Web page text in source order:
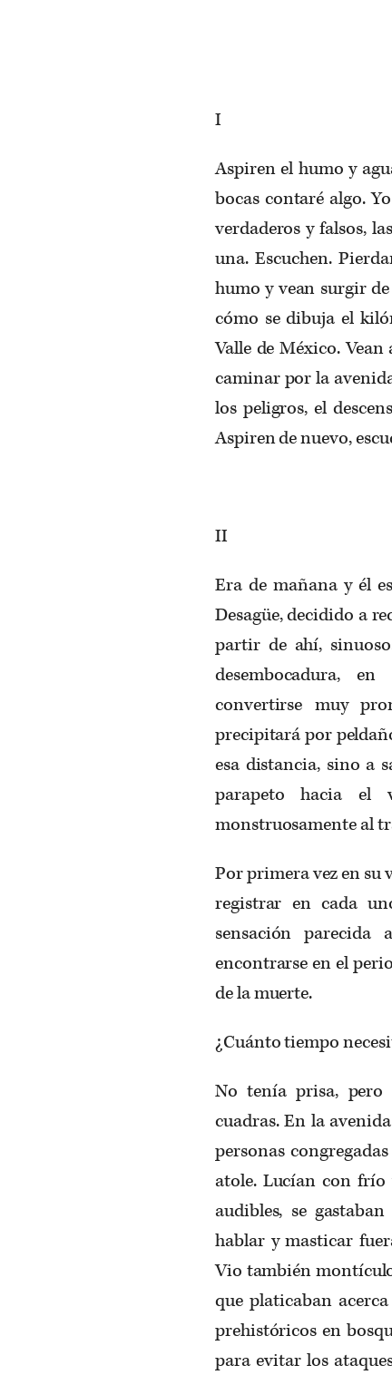
I
Aspiren el humo y
bocas contaré algo.
verdaderos y falsos,
una. Escuchen.
humo y vean surgir
cómo se dibuja el
Valle de México.
caminar por la
los peligros, el
Aspiren de nuevo,
II
Era de mañana y él
Desagüe, decidido a
partir de ahí,
desembocadura,
convertirse muy
precipitará por
esa distancia, sino a
parapeto hacia
monstruosamente al
Por primera vez en su
registrar en cada
sensación
encontrarse en el
de la muerte.
¿Cuánto tiempo
No tenía prisa, pero
cuadras. En la
personas
atole. Lucían con frío
audibles, se
hablar y masticar
Vio también
que platicaban
prehistóricos en
para evitar los